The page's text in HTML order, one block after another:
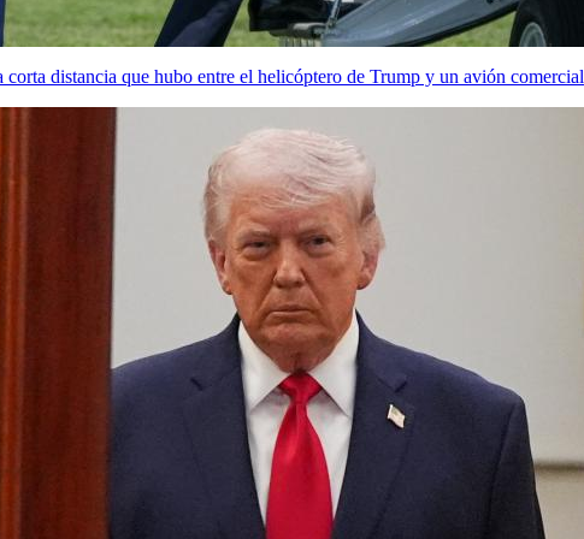
distancia que hubo entre el helicóptero de Trump y un avión comercial